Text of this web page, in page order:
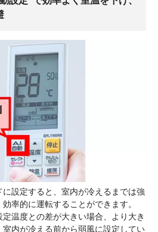
設定すると、室内が冷えるまでは強
率的に運転することができます。
温度との差が大きい場合、より大き
内が冷える前から弱風に設定してい